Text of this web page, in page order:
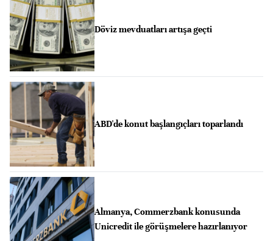
Döviz mevduatları artışa geçti
ABD'de konut başlangıçları toparlandı
Almanya, Commerzbank konusunda
Unicredit ile görüşmelere hazırlanıyor